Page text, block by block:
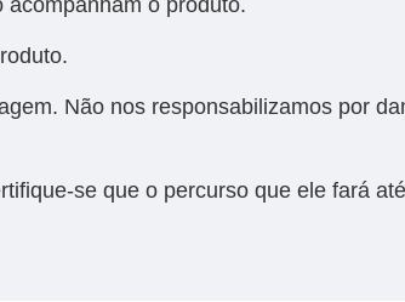
o produto.
Não nos responsabilizamos por
se que o percurso que ele fará